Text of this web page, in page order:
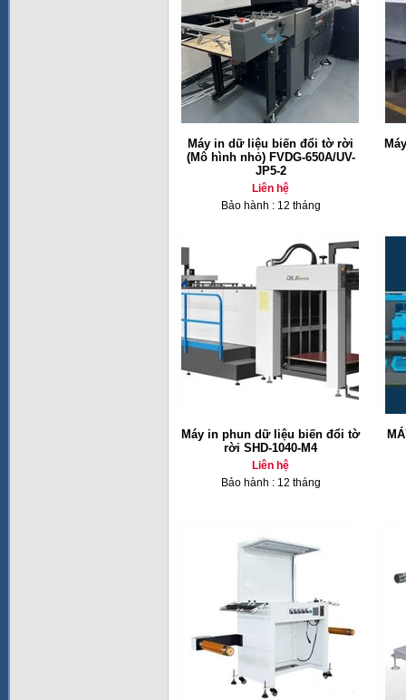
Máy in dữ liệu biến đổi tờ rời
(Mô hình nhỏ) FVDG-650A/UV-
JP5-2
Liên hệ
Bảo hành : 12 tháng
Máy in phun dữ liệu biến đổi tờ
rời SHD-1040-M4
Liên hệ
Bảo hành : 12 tháng